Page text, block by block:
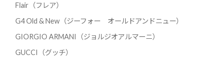
Flair（フレア）
G4 Old & New（ジーフォー オールドアンドニュー）
GIORGIO ARMANI（ジョルジオアルマーニ）
GUCCI（グッチ）